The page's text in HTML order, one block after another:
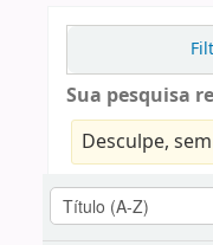
Sua pesquisa
Desculpe,